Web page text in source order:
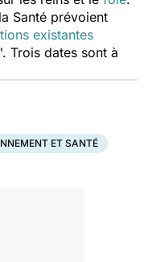
Santé prévoient
existantes
Trois dates sont à
ET SANTÉ